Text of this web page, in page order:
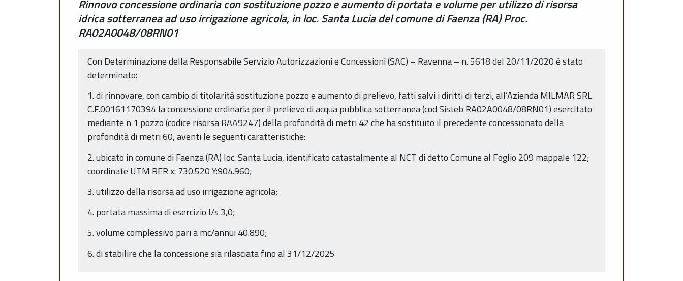
Rinnovo concessione ordinaria con sostituzione pozzo e aumento di portata e volume per utilizzo di risorsa
idrica sotterranea ad uso irrigazione agricola, in loc. Santa Lucia del comune di Faenza (RA) Proc.
RA02A0048/08RN01
Con Determinazione della Responsabile Servizio Autorizzazioni e Concessioni (SAC) – Ravenna – n. 5618 del 20/11/2020 è stato
determinato:
1. di rinnovare, con cambio di titolarità sostituzione pozzo e aumento di prelievo, fatti salvi i diritti di terzi, all’Azienda MILMAR SRL
C.F.00161170394 la concessione ordinaria per il prelievo di acqua pubblica sotterranea (cod Sisteb RA02A0048/08RN01) esercitato
mediante n 1 pozzo (codice risorsa RAA9247) della profondità di metri 42 che ha sostituito il precedente concessionato della
profondità di metri 60, aventi le seguenti caratteristiche:
2. ubicato in comune di Faenza (RA) loc. Santa Lucia, identificato catastalmente al NCT di detto Comune al Foglio 209 mappale 122;
coordinate UTM RER x: 730.520 Y:904.960;
3. utilizzo della risorsa ad uso irrigazione agricola;
4. portata massima di esercizio l/s 3,0;
5. volume complessivo pari a mc/annui 40.890;
6. di stabilire che la concessione sia rilasciata fino al 31/12/2025